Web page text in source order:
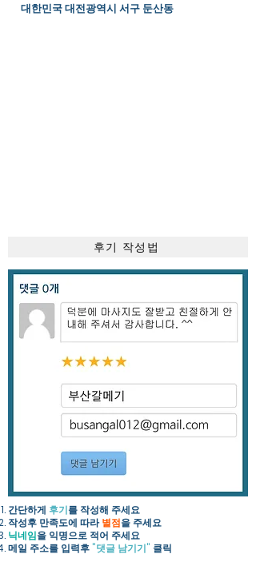
대한민국 대전광역시 서구 둔산동
후기 작성법
간단하게 후기를 작성해 주세요​
작성후 만족도에 따라별점을 주세요
닉네임을 익명으로 적어 주세요
​메일 주소를 입력후"댓글 남기기" 클릭